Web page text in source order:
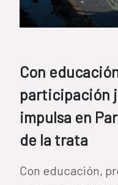
Con
participación
impulsa en
de la trata
Con educación,